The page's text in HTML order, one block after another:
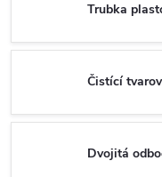
Trubka
Čistící
Dvojitá